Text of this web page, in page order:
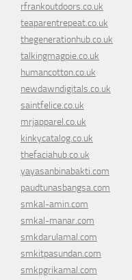
rfrankoutdoors.co.uk
teaparentrepeat.co.uk
thegenerationhub.co.uk
talkingmagpie.co.uk
humancotton.co.uk
newdawndigitals.co.uk
saintfelice.co.uk
mrjapparel.co.uk
kinkycatalog.co.uk
thefaciahub.co.uk
yayasanbinabakti.com
paudtunasbangsa.com
smkal-amin.com
smkal-manar.com
smkdarulamal.com
smkitpasundan.com
smkpgrikamal.com